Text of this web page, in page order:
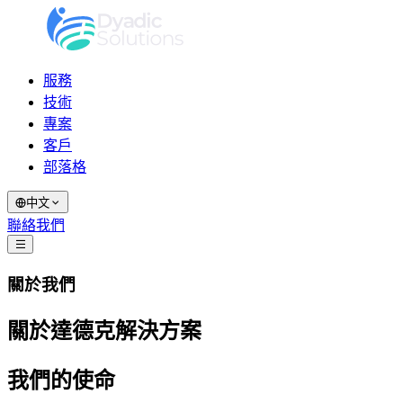
服務
技術
專案
客戶
部落格
中文
聯絡我們
關於我們
關於達德克解決方案
我們的使命